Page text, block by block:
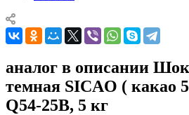
аналог в описании
темная SICAO ( какао
Q54-25B, 5 кг